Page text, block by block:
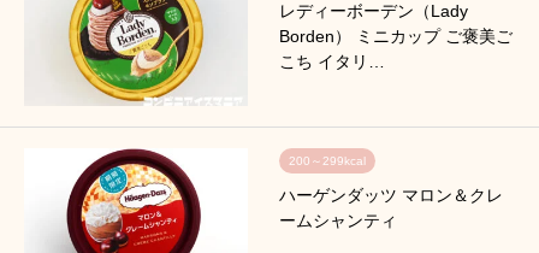
レディーボーデン（Lady
Borden） ミニカップ ご褒美ご
こち イタリ…
200～299kcal
ハーゲンダッツ マロン＆クレ
ームシャンティ